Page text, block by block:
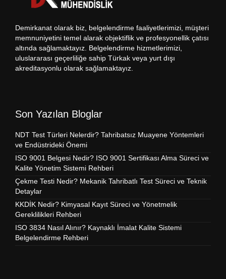
Demirkanat olarak biz, belgelendirme faaliyetlerimizi, müşteri
memnuniyetini temel alarak objektiflik ve profesyonellik çatısı
altında sağlamaktayız. Belgelendirme hizmetlerimizi,
uluslararası geçerliliğe sahip Türkak veya yurt dışı
akreditasyonlu olarak sağlamaktayız.
Son Yazılan Bloglar
NDT Test Türleri Nelerdir? Tahribatsız Muayene Yöntemleri
ve Endüstrideki Önemi
ISO 9001 Belgesi Nedir? ISO 9001 Sertifikası Alma Süreci ve
Kalite Yönetim Sistemi Rehberi
Çekme Testi Nedir? Mekanik Tahribatlı Test Süreci ve Teknik
Detaylar
KKDİK Nedir? Kimyasal Kayıt Süreci ve Yönetmelik
Gereklilikleri Rehberi
ISO 3834 Nasıl Alınır? Kaynaklı İmalat Kalite Sistemi
Belgelendirme Rehberi